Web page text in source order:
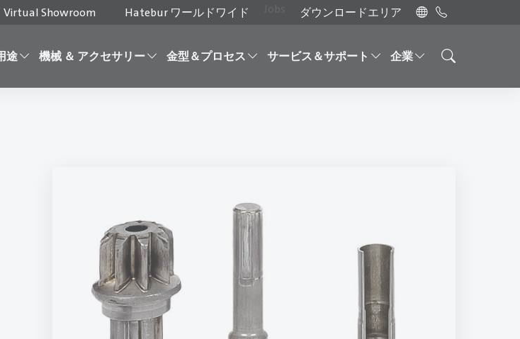
Virtual Showroom Hatebur ワールドワイド ダウンロードエリア
途 機械 ＆ アクセサリー 金型＆プロセス サービス＆サポート 企業